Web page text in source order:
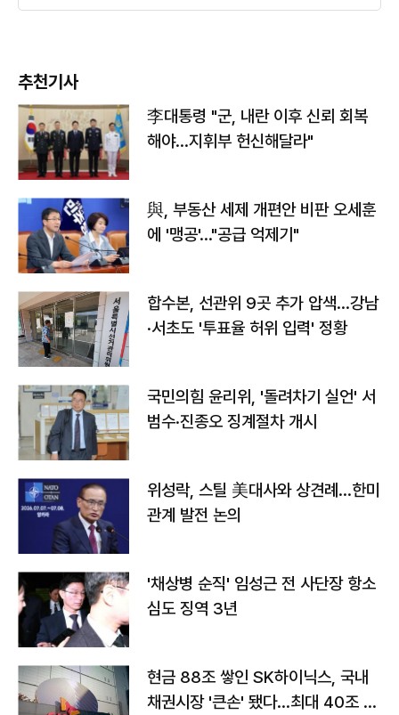
추천기사
李대통령 "군, 내란 이후 신뢰 회복
해야…지휘부 헌신해달라"
與, 부동산 세제 개편안 비판 오세훈
에 '맹공'…"공급 억제기"
합수본, 선관위 9곳 추가 압색…강남
·서초도 '투표율 허위 입력' 정황
국민의힘 윤리위, '돌려차기 실언' 서
범수·진종오 징계절차 개시
위성락, 스틸 美대사와 상견례…한미
관계 발전 논의
'채상병 순직' 임성근 전 사단장 항소
심도 징역 3년
현금 88조 쌓인 SK하이닉스, 국내
채권시장 '큰손' 됐다…최대 40조 투